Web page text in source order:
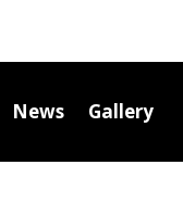
News Gallery